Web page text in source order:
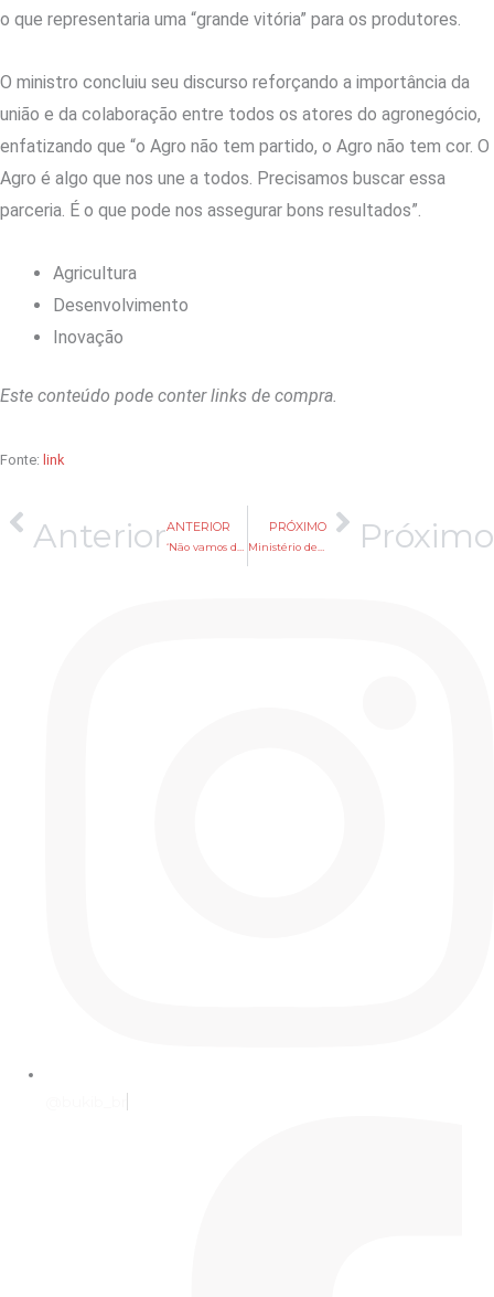
o que representaria uma “grande vitória” para os produtores.
O ministro concluiu seu discurso reforçando a importância da
união e da colaboração entre todos os atores do agronegócio,
enfatizando que “o Agro não tem partido, o Agro não tem cor. O
Agro é algo que nos une a todos. Precisamos buscar essa
parceria. É o que pode nos assegurar bons resultados”.
Agricultura
Desenvolvimento
Inovação
Este conteúdo pode conter links de compra.
Fonte: link
AnteriorANTERIOR
‘Não vamos deixar o Trump intervir no Pix’, diz Lula após os EUA proporem tarifa ao Brasil
PRÓXIMO
Ministério detalha setores mais afetados em caso de taxação pelos EUA Próximo